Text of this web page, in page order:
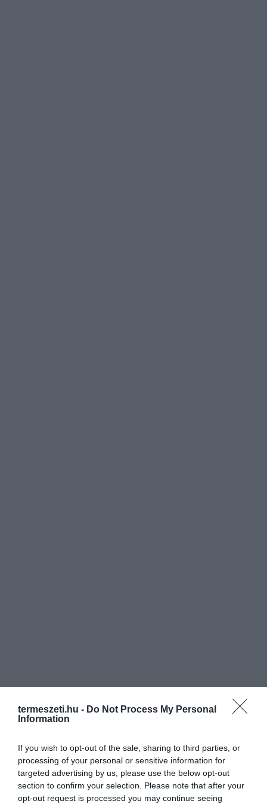
termeszeti.hu - Do Not Process My Personal
Information
If you wish to opt-out of the sale, sharing to third parties, or
processing of your personal or sensitive information for
targeted advertising by us, please use the below opt-out
section to confirm your selection. Please note that after your
opt-out request is processed you may continue seeing